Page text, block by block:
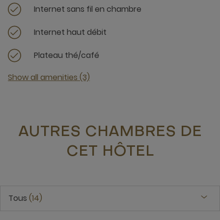
Internet sans fil en chambre
Internet haut débit
Plateau thé/café
Show all amenities (3)
AUTRES CHAMBRES DE
CET HÔTEL
Tous 14